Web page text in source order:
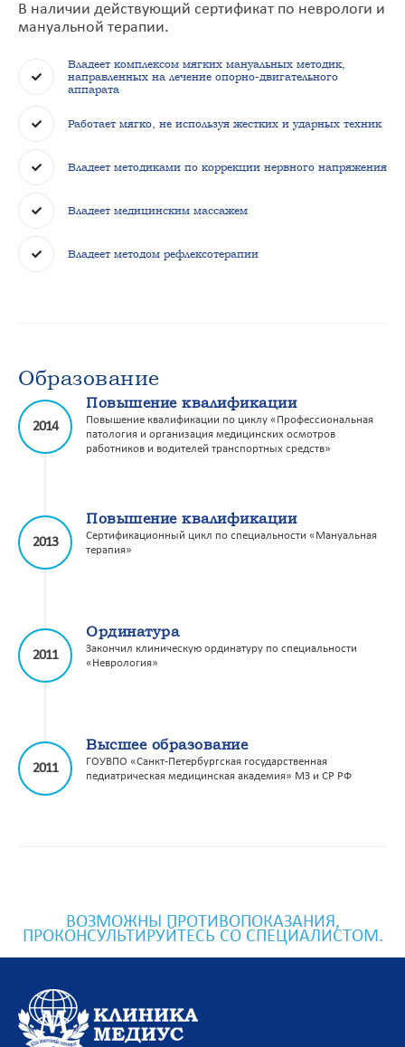
В наличии действующий сертификат по неврологи и
мануальной терапии.
Владеет комплексом мягких мануальных методик,
направленных на лечение опорно-двигательного
аппарата
Работает мягко, не используя жестких и ударных техник
Владеет методиками по коррекции нервного напряжения
Владеет медицинским массажем
Владеет методом рефлексотерапии
Образование
2014
Повышение квалификации
Повышение квалификации по циклу «Профессиональная
патология и организация медицинских осмотров
работников и водителей транспортных средств»
2013
Повышение квалификации
Сертификационный цикл по специальности «Мануальная
терапия»
2011
Ординатура
Закончил клиническую ординатуру по специальности
«Неврология»
2011
Высшее образование
ГОУВПО «Санкт-Петербургская государственная
педиатрическая медицинская академия» МЗ и СР РФ
ВОЗМОЖНЫ ПРОТИВОПОКАЗАНИЯ,
ПРОКОНСУЛЬТИРУЙТЕСЬ СО СПЕЦИАЛИСТОМ.